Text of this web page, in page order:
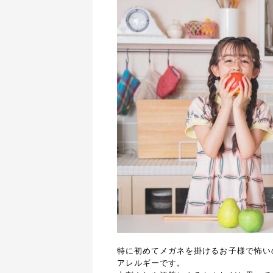
特に初めてメガネを掛けるお子様で怖い
アレルギーです。